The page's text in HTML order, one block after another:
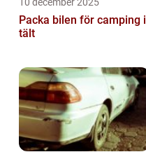
10 december 2025
Packa bilen för camping i
tält